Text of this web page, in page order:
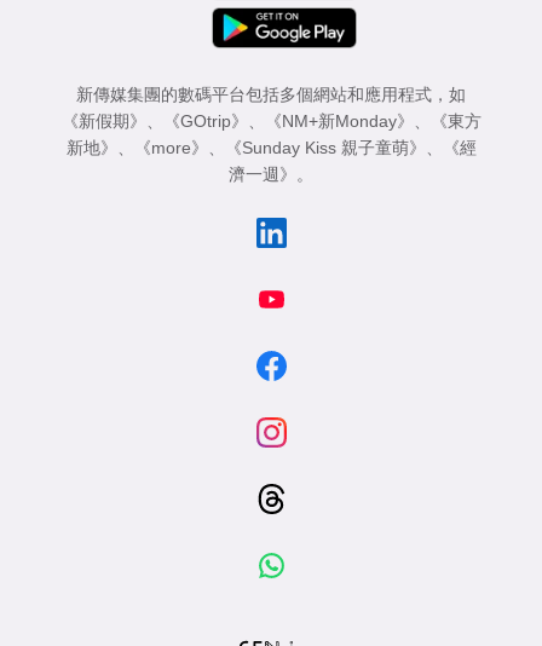
新傳媒集團的數碼平台包括多個網站和應用程式，如
《新假期》 、 《GOtrip》 、 《NM+新Monday》 、
《東方
新地》 、 《more》 、 《Sunday Kiss 親子童萌》 、
《經
濟一週》 。